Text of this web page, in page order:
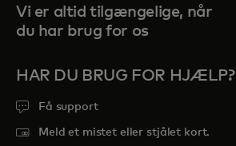
Vi er altid tilgængelige, når
du har brug for os
HAR DU BRUG FOR HJÆLP?
Få support
Meld et mistet eller stjålet kort.